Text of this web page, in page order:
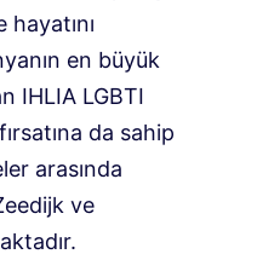
hayatını
en büyük
IHLIA LGBTI
da sahip
arasında
ve